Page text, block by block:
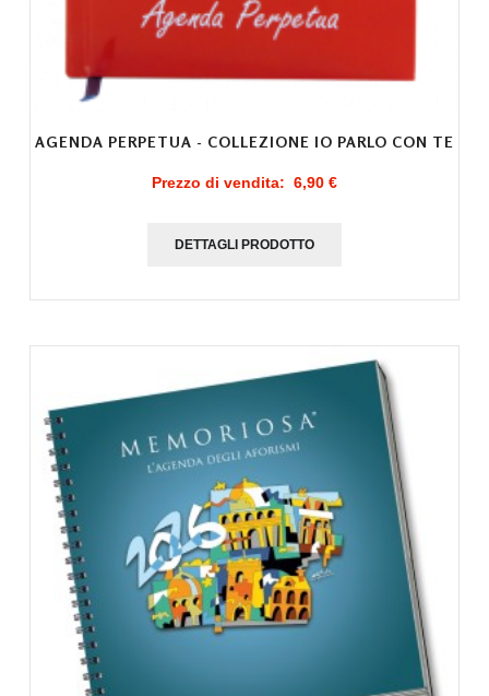
AGENDA PERPETUA - COLLEZIONE IO PARLO CON TE
Prezzo di vendita: 6,90 €
DETTAGLI PRODOTTO